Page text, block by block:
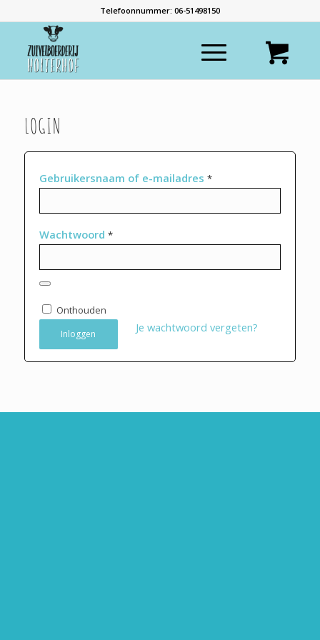
Telefoonnummer: 06-51498150
LOGIN
Gebruikersnaam of e-mailadres *
Wachtwoord *
Onthouden
Inloggen Je wachtwoord vergeten?